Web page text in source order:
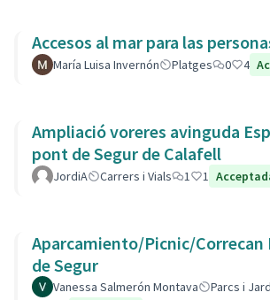
Accesos al mar para las
María Luisa Invernón Platges 0 4
Ampliació voreres avinguda
pont de Segur de Calafell
JordiA Carrers i Vials 1 1
Aparcamiento/Picnic/Correcan
de Segur
Vanessa Salmerón Montava
Parcs i